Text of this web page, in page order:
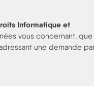
Informatique et
vous concernant, que
une demande